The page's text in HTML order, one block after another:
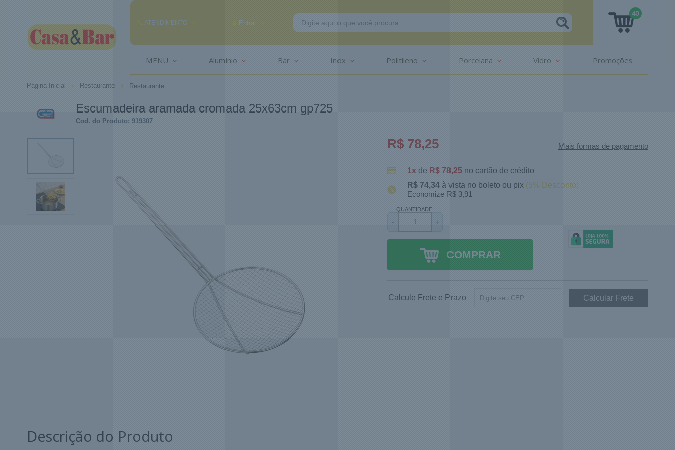
ATENDIMENTO
(85) 99291-2625
Entrar
40
MENU Alumínio Bar Inox Politileno Porcelana Vidro Promoções
Página Inicial Restaurante Restaurante
Escumadeira aramada cromada 25x63cm gp725
Cod. do Produto: 919307
R$ 78,25 Mais formas de pagamento
1x de R$ 78,25 no cartão de crédito
R$ 74,34à vista no boleto ou pix (5% Desconto)
Economize R$ 3,91
QUANTIDADE:
- +
COMPRAR
Calcule Frete e Prazo
Descrição do Produto